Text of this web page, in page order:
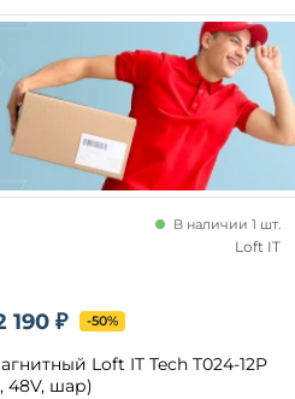
190 ₽ -50%
Loft IT Tech T024-12P
48V, шар)
В наличии 1 шт.
Loft IT